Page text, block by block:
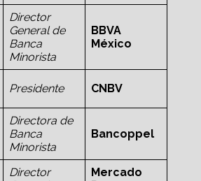
Director
General de
Banca
Minorista
BBVA
México
Presidente CNBV
Directora de
Banca
Minorista
Bancoppel
Director
Mercado